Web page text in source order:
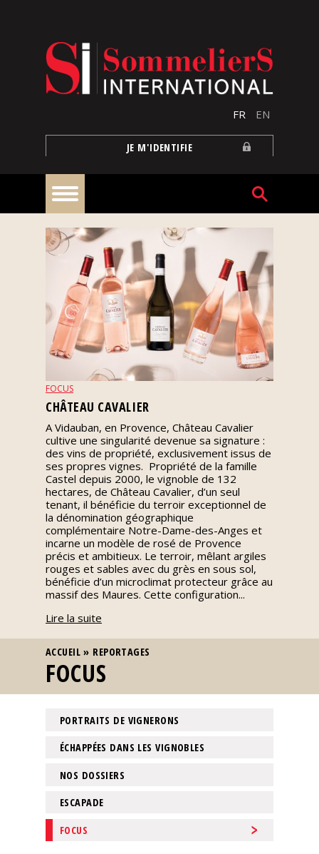
FR EN
JE M'IDENTIFIE
À
la
Reportages
Nos
événements
Spiritueux
Notes
de
dégustation
Sommelleries
Le
magazine
la
FOCUS
CHÂTEAU CAVALIER
A Vidauban, en Provence, Château Cavalier
cultive une singularité devenue sa signature :
des vins de propriété, exclusivement issus de
ses propres vignes. Propriété de la famille
Castel depuis 2000, le vignoble de 132
hectares, de Château Cavalier, d’un seul
tenant, il bénéficie du terroir exceptionnel de
la dénomination géographique
complémentaire Notre-Dame-des-Anges et
incarne un modèle de rosé de Provence
précis et ambitieux. Le terroir, mêlant argiles
rouges et sables avec du grès en sous sol,
bénéficie d’un microclimat protecteur grâce au
massif des Maures. Cette configuration...
Lire la suite
VOUS ÊTES ICI
ACCUEIL » REPORTAGES
FOCUS
PORTRAITS DE VIGNERONS
ÉCHAPPÉES DANS LES VIGNOBLES
NOS DOSSIERS
ESCAPADE
FOCUS